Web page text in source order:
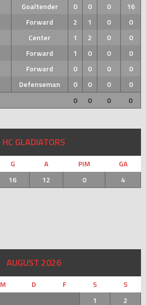
Goaltender 0 0 0
16
Forward 2 1 0
0
Center 1 2 0
0
Forward 1 0 0
0
Forward 0 0 0
0
Defenseman 0 0 0
0
0 0 0 0
HC GLADIATORS
G A PIM
GA
16
12 0 4
AUGUST 2026
M D F S
S
1
2